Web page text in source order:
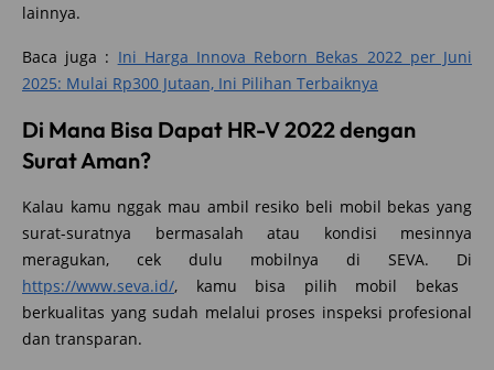
lainnya.
Baca juga : Ini Harga Innova Reborn Bekas 2022 per Juni
2025: Mulai Rp300 Jutaan, Ini Pilihan Terbaiknya
Di Mana Bisa Dapat HR-V 2022 dengan
Surat Aman?
Kalau kamu nggak mau ambil resiko beli mobil bekas yang
surat-suratnya bermasalah atau kondisi mesinnya
meragukan, cek dulu mobilnya di SEVA. Di
https://www.seva.id/, kamu bisa pilih mobil bekas
berkualitas yang sudah melalui proses inspeksi profesional
dan transparan.